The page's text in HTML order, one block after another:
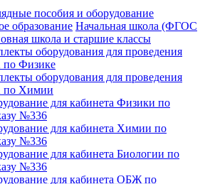
пособия и оборудование
образование Начальная школа (ФГОС
школа и старшие классы
оборудования для проведения
Физике
оборудования для проведения
Химии
для кабинета Физики по
№336
для кабинета Химии по
№336
для кабинета Биологии по
№336
для кабинета ОБЖ по